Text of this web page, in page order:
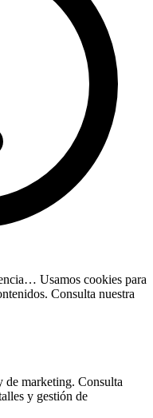
Usamos cookies para
Consulta nuestra
de marketing. Consulta
y gestión de